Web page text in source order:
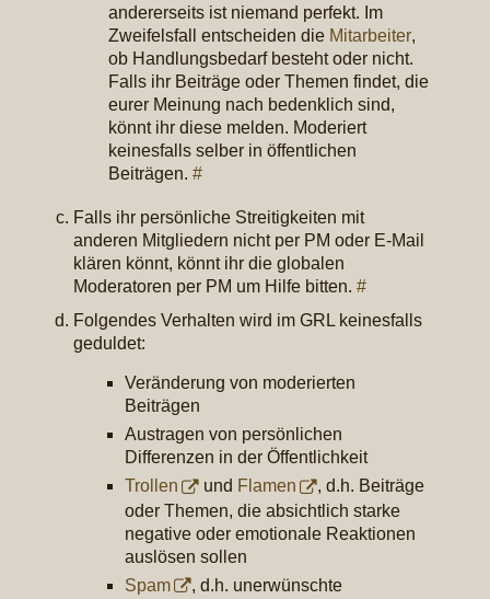
andererseits ist niemand perfekt. Im
Zweifelsfall entscheiden die Mitarbeiter,
ob Handlungsbedarf besteht oder nicht.
Falls ihr Beiträge oder Themen findet, die
eurer Meinung nach bedenklich sind,
könnt ihr diese melden. Moderiert
keinesfalls selber in öffentlichen
Beiträgen. #
Falls ihr persönliche Streitigkeiten mit
anderen Mitgliedern nicht per PM oder E-Mail
klären könnt, könnt ihr die globalen
Moderatoren per PM um Hilfe bitten.#
Folgendes Verhalten wird im GRL keinesfalls
geduldet:
Veränderung von moderierten
Beiträgen
Austragen von persönlichen
Differenzen in der Öffentlichkeit
Trollen
und Flamen
, d.h. Beiträge
oder Themen, die absichtlich starke
negative oder emotionale Reaktionen
auslösen sollen
Spam
, d.h. unerwünschte